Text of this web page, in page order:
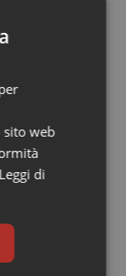
in
al lavoro,
d’attesa
sito web
Leggi di